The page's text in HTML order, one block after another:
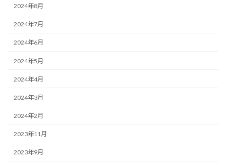
2024年8月
2024年7月
2024年6月
2024年5月
2024年4月
2024年3月
2024年2月
2023年11月
2023年9月